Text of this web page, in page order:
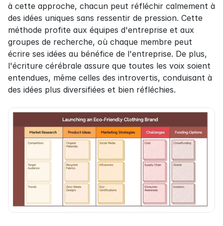
à cette approche, chacun peut réfléchir calmement à
des idées uniques sans ressentir de pression. Cette
méthode profite aux équipes d'entreprise et aux
groupes de recherche, où chaque membre peut
écrire ses idées au bénéfice de l'entreprise. De plus,
l'écriture cérébrale assure que toutes les voix soient
entendues, même celles des introvertis, conduisant à
des idées plus diversifiées et bien réfléchies.